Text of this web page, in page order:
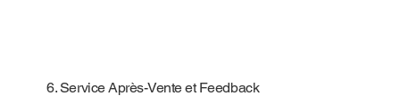
6. Service Après-Vente et Feedback